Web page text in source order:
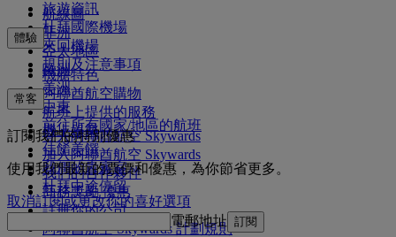
旅遊資訊
杜拜國際機場
來回機場
規則及注意事項
航線圖
非洲
亞太地區
歐洲
美洲
中東
前往所有國家/地區的航班
體驗
機艙特色
阿聯酋航空購物
航班上提供的服務
機上娛樂
佳餚美饌
我們的貴賓室
杜拜中途停留
常客
登入阿聯酋航空 Skywards
加入阿聯酋航空 Skywards
我們的合作夥伴
商務獎勵 優惠
註冊你的公司
阿聯酋航空 Skywards 計劃規則
訂閱我們的特別優惠
使用我們最新的票價和優惠，為你節省更多。
取消訂閱或更改你的喜好選項
電郵地址 訂閱